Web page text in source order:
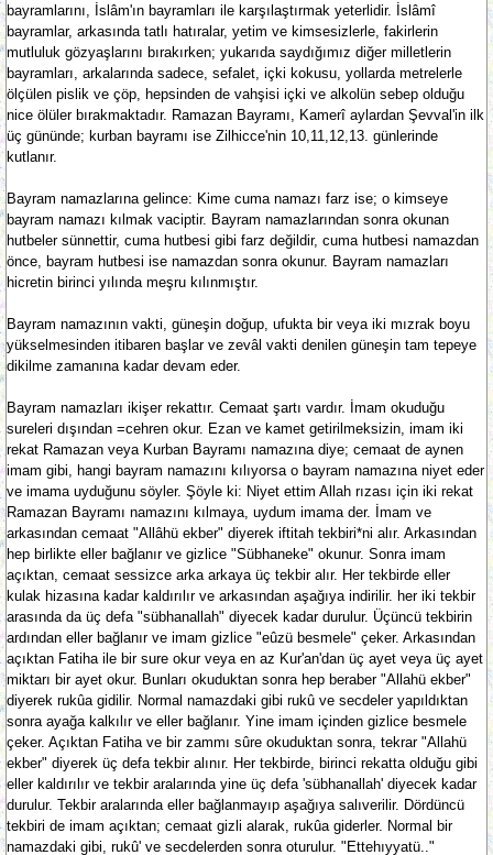
bayramlarını, İslâm'ın bayramları ile karşılaştırmak yeterlidir. İslâmî
bayramlar, arkasında tatlı hatıralar, yetim ve kimsesizlerle, fakirlerin
mutluluk gözyaşlarını bırakırken; yukarıda saydığımız diğer milletlerin
bayramları, arkalarında sadece, sefalet, içki kokusu, yollarda metrelerle
ölçülen pislik ve çöp, hepsinden de vahşisi içki ve alkolün sebep olduğu
nice ölüler bırakmaktadır. Ramazan Bayramı, Kamerî aylardan Şevval'in ilk
üç gününde; kurban bayramı ise Zilhicce'nin 10,11,12,13. günlerinde
kutlanır.
Bayram namazlarına gelince: Kime cuma namazı farz ise; o kimseye
bayram namazı kılmak vaciptir. Bayram namazlarından sonra okunan
hutbeler sünnettir, cuma hutbesi gibi farz değildir, cuma hutbesi namazdan
önce, bayram hutbesi ise namazdan sonra okunur. Bayram namazları
hicretin birinci yılında meşru kılınmıştır.
Bayram namazının vakti, güneşin doğup, ufukta bir veya iki mızrak boyu
yükselmesinden itibaren başlar ve zevâl vakti denilen güneşin tam tepeye
dikilme zamanına kadar devam eder.
Bayram namazları ikişer rekattır. Cemaat şartı vardır. İmam okuduğu
sureleri dışından =cehren okur. Ezan ve kamet getirilmeksizin, imam iki
rekat Ramazan veya Kurban Bayramı namazına diye; cemaat de aynen
imam gibi, hangi bayram namazını kılıyorsa o bayram namazına niyet eder
ve imama uyduğunu söyler. Şöyle ki: Niyet ettim Allah rızası için iki rekat
Ramazan Bayramı namazını kılmaya, uydum imama der. İmam ve
arkasından cemaat "Allâhü ekber" diyerek iftitah tekbiri*ni alır. Arkasından
hep birlikte eller bağlanır ve gizlice "Sübhaneke" okunur. Sonra imam
açıktan, cemaat sessizce arka arkaya üç tekbir alır. Her tekbirde eller
kulak hizasına kadar kaldırılır ve arkasından aşağıya indirilir. her iki tekbir
arasında da üç defa "sübhanallah" diyecek kadar durulur. Üçüncü tekbirin
ardından eller bağlanır ve imam gizlice "eûzü besmele" çeker. Arkasından
açıktan Fatiha ile bir sure okur veya en az Kur'an'dan üç ayet veya üç ayet
miktarı bir ayet okur. Bunları okuduktan sonra hep beraber "Allahü ekber"
diyerek rukûa gidilir. Normal namazdaki gibi rukû ve secdeler yapıldıktan
sonra ayağa kalkılır ve eller bağlanır. Yine imam içinden gizlice besmele
çeker. Açıktan Fatiha ve bir zammı sûre okuduktan sonra, tekrar "Allahü
ekber" diyerek üç defa tekbir alınır. Her tekbirde, birinci rekatta olduğu gibi
eller kaldırılır ve tekbir aralarında yine üç defa 'sübhanallah' diyecek kadar
durulur. Tekbir aralarında eller bağlanmayıp aşağıya salıverilir. Dördüncü
tekbiri de imam açıktan; cemaat gizli alarak, rukûa giderler. Normal bir
namazdaki gibi, rukû' ve secdelerden sonra oturulur. "Ettehıyyatü.."